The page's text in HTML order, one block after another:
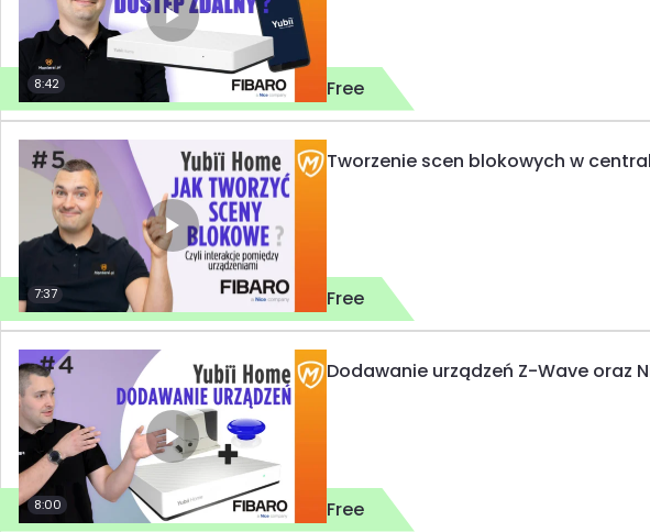
8:42 Free
7:37
Tworzenie scen blokowych w
Free
8:00
Dodawanie urządzeń Z-Wave oraz
Free